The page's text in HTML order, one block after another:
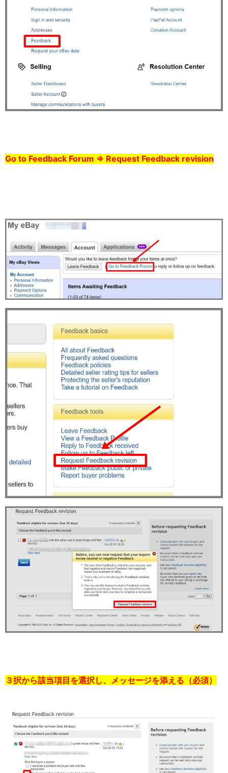
Go to Feedback Forum ⇒ Request Feedback revision
３択から該当項目を選択し、メッセージを添える（必須）